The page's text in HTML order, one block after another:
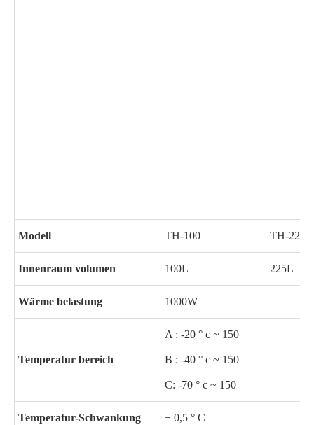
Modell TH-100 TH-225
Innenraum volumen 100L 225L
Wärme belastung 1000W
Temperatur bereich
A : -20 ° c ~ 150
B : -40 ° c ~ 150
C: -70 ° c ~ 150
Temperatur-Schwankung ± 0,5 ° C